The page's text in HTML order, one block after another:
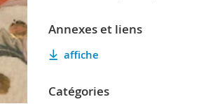
Annexes et liens
affiche
Catégories